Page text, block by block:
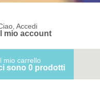
Accedi
Il mio account
mio carrello
sono 0 prodotti